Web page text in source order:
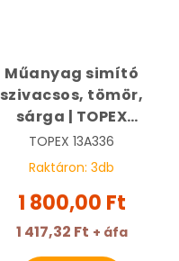
Műanyag simító
szivacsos, tömör,
sárga | TOPEX
13A336
TOPEX 13A336
Raktáron: 3db
1 800,00 Ft
1 417,32 Ft + áfa